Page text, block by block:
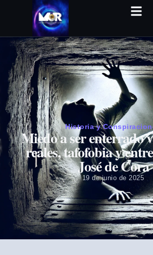
Historia y
Miedo a ser enterrado
reales, tafofobia y
José de Cora
19 de junio de 2025